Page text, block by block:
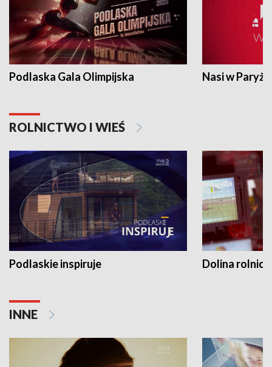
Podlaska Gala Olimpijska Nasi w Paryżu
ROLNICTWO I WIEŚ
Podlaskie inspiruje Dolina
INNE